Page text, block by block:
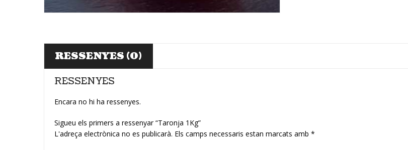
RESSENYES (0)
RESSENYES
Encara no hi ha ressenyes.
Sigueu els primers a ressenyar “Taronja 1Kg”
L'adreça electrònica no es publicarà. Els camps necessaris estan marcats amb *